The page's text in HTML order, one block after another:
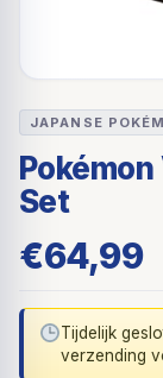
JAPANSE
Set
€64,99
Tijdelijk
verzending